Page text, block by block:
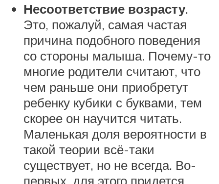
Несоответствие возрасту.
Это, пожалуй, самая частая
причина подобного поведения
со стороны малыша. Почему-то
многие родители считают, что
чем раньше они приобретут
ребенку кубики с буквами, тем
скорее он научится читать.
Маленькая доля вероятности в
такой теории всё-таки
существует, но не всегда. Во-
первых, для этого придется